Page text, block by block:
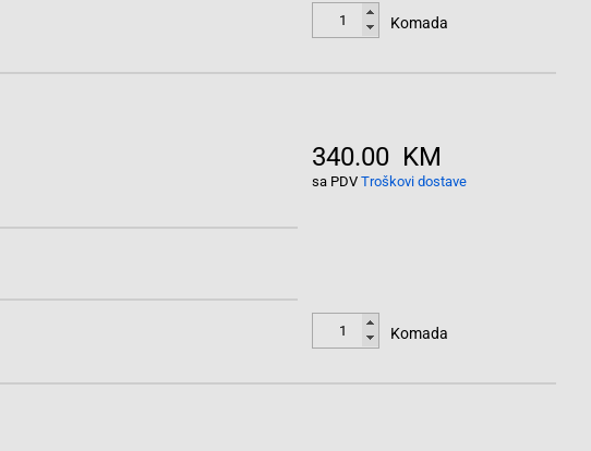
Komada
340.00 KM
sa PDV Troškovi dostave
Komada